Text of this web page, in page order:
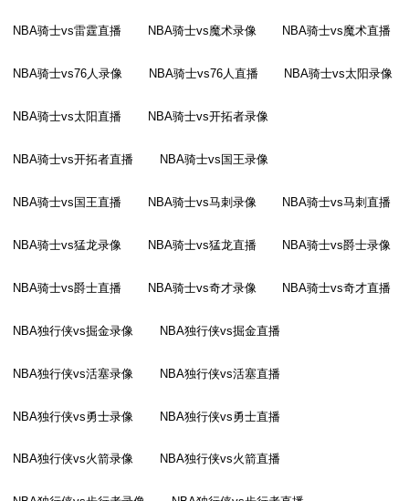
NBA骑士vs雷霆直播 NBA骑士vs魔术录像 NBA骑士vs魔术直播
NBA骑士vs76人录像 NBA骑士vs76人直播 NBA骑士vs太阳录像
NBA骑士vs太阳直播 NBA骑士vs开拓者录像
NBA骑士vs开拓者直播 NBA骑士vs国王录像
NBA骑士vs国王直播 NBA骑士vs马刺录像 NBA骑士vs马刺直播
NBA骑士vs猛龙录像 NBA骑士vs猛龙直播 NBA骑士vs爵士录像
NBA骑士vs爵士直播 NBA骑士vs奇才录像 NBA骑士vs奇才直播
NBA独行侠vs掘金录像 NBA独行侠vs掘金直播
NBA独行侠vs活塞录像 NBA独行侠vs活塞直播
NBA独行侠vs勇士录像 NBA独行侠vs勇士直播
NBA独行侠vs火箭录像 NBA独行侠vs火箭直播